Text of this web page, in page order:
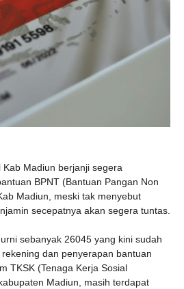
Madiun berjanji segera
BPNT (Bantuan Pangan Non
Madiun, meski tak menyebut
secepatnya akan segera tuntas.
sebanyak 26045 yang kini sudah
dan penyerapan bantuan
TKSK (Tenaga Kerja Sosial
Madiun, masih terdapat